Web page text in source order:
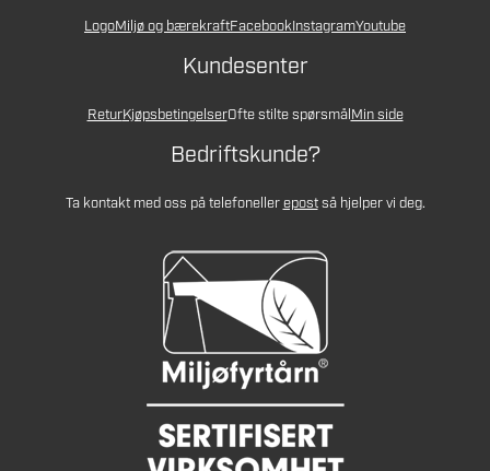
LogoMiljø og bærekraftFacebookInstagramYoutube
Kundesenter
ReturKjøpsbetingelserOfte stilte spørsmålMin side
Bedriftskunde?
Ta kontakt med oss på telefonellerepostså hjelper vi deg.